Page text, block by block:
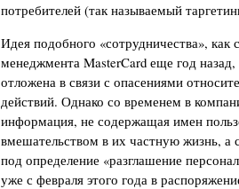
потребителей (так называемый
Идея подобного «сотрудничества»,
менеджмента MasterCard еще год назад,
отложена в связи с опасениями
действий. Однако со временем в
информация, не содержащая имен
вмешательством в их частную жизнь, а
под определение «разглашение
уже с февраля этого года в